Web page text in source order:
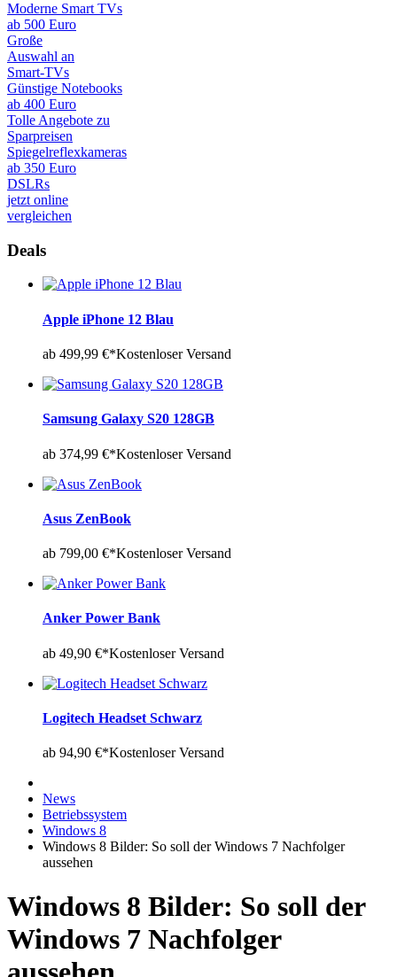
Moderne Smart TVs
ab 500 Euro
Große
Auswahl an
Smart-TVs
Günstige Notebooks
ab 400 Euro
Tolle Angebote zu
Sparpreisen
Spiegelreflexkameras
ab 350 Euro
DSLRs
jetzt online
vergleichen
Deals
Apple iPhone 12 Blau
ab 499,99 €*Kostenloser Versand
Samsung Galaxy S20 128GB
ab 374,99 €*Kostenloser Versand
Asus ZenBook
ab 799,00 €*Kostenloser Versand
Anker Power Bank
ab 49,90 €*Kostenloser Versand
Logitech Headset Schwarz
ab 94,90 €*Kostenloser Versand
News
Betriebssystem
Windows 8
Windows 8 Bilder: So soll der Windows 7 Nachfolger
aussehen
Windows 8 Bilder: So soll der
Windows 7 Nachfolger